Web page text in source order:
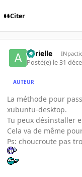
Citer
aurielle
Posté(e) le 31
AUTEUR
La méthode pour
xubuntu-desktop.
Tu peux désinstaller
Cela va de même
Ps: choucroute pas